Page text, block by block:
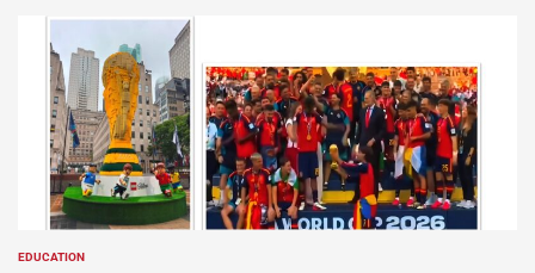
POSTED
EDUCATION